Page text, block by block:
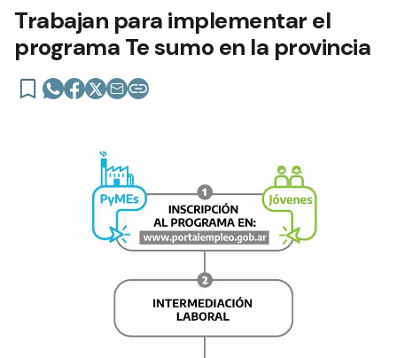
Trabajan para implementar el
programa Te sumo en la provincia